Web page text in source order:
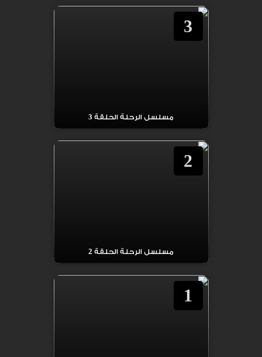
3
مسلسل الرحلة الحلقة 3
2
مسلسل الرحلة الحلقة 2
1